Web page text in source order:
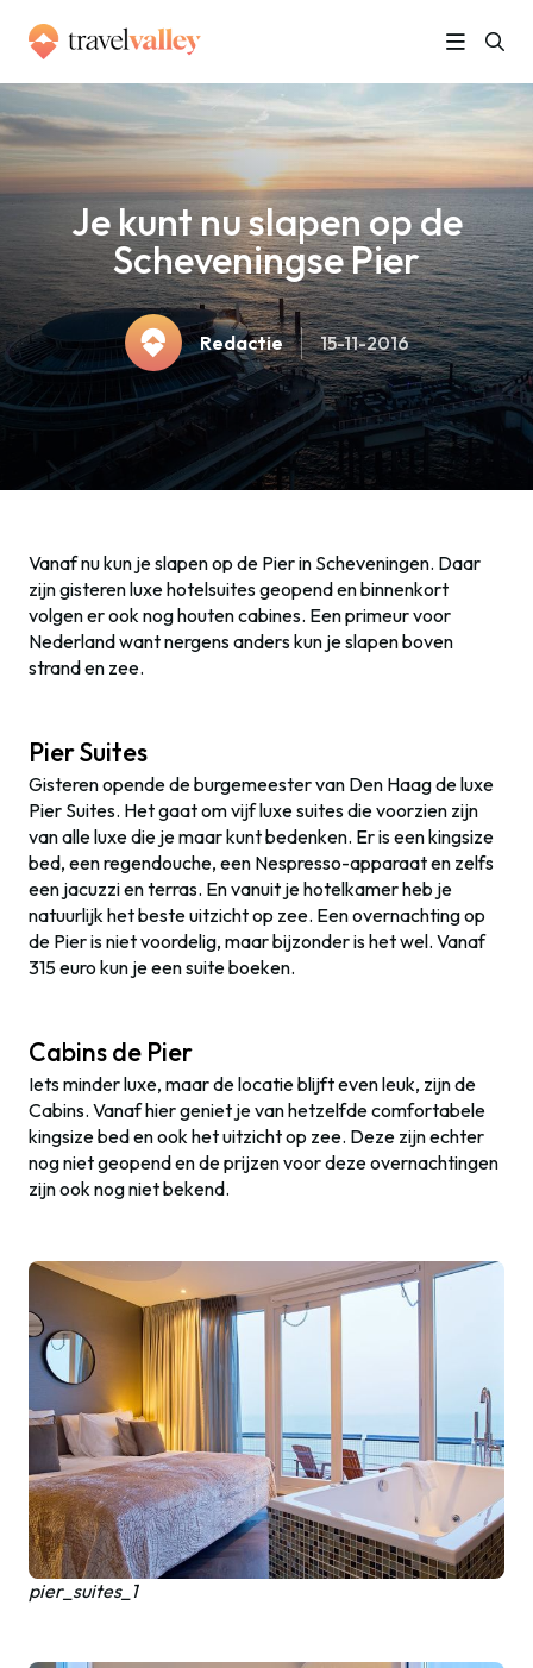
Home » Je kunt nu slapen op de Scheveningse Pier
Je kunt nu slapen op de
Scheveningse Pier
Redactie 15-11-2016
Vanaf nu kun je slapen op de Pier in Scheveningen. Daar
zijn gisteren luxe hotelsuites geopend en binnenkort
volgen er ook nog houten cabines. Een primeur voor
Nederland want nergens anders kun je slapen boven
strand en zee.
Pier Suites
Gisteren opende de burgemeester van Den Haag de luxe
Pier Suites. Het gaat om vijf luxe suites die voorzien zijn
van alle luxe die je maar kunt bedenken. Er is een kingsize
bed, een regendouche, een Nespresso-apparaat en zelfs
een jacuzzi en terras. En vanuit je hotelkamer heb je
natuurlijk het beste uitzicht op zee. Een overnachting op
de Pier is niet voordelig, maar bijzonder is het wel. Vanaf
315 euro kun je een suite boeken.
Cabins de Pier
Iets minder luxe, maar de locatie blijft even leuk, zijn de
Cabins. Vanaf hier geniet je van hetzelfde comfortabele
kingsize bed en ook het uitzicht op zee. Deze zijn echter
nog niet geopend en de prijzen voor deze overnachtingen
zijn ook nog niet bekend.
pier_suites_1